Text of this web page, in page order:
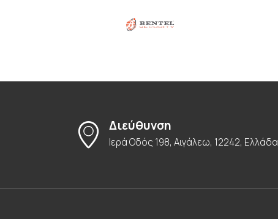
Διεύθυνση
Ιερά Οδός 198, Αιγάλεω, 12242, Ελλάδα